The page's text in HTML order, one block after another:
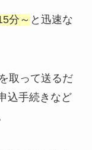
分～ と迅速な
取って送るだ
込手続きなど